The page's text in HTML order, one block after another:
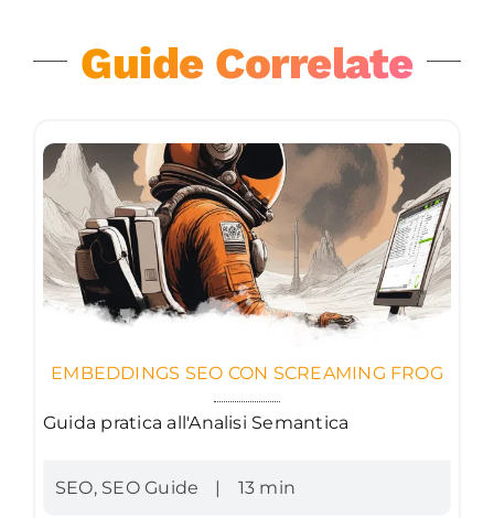
Guide Correlate
EMBEDDINGS SEO CON SCREAMING FROG
Guida pratica all'Analisi Semantica
SEO, SEO Guide 13 min